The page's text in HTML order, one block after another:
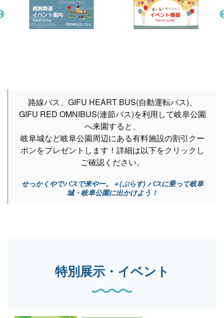
路線バス、GIFU HEART BUS(自動運転バス)、
GIFU RED OMNIBUS(連節バス)を利用して岐阜公園
へ来園すると、
岐阜城など岐阜公園周辺にある有料施設の割引クー
ポンをプレゼントします！詳細は以下をクリックし
ご確認ください。
せっかくやでバスで来やー。＋(ぷらす) バスに乗って岐阜
城・岐阜公園に出かけよう！
特別展示・イベント